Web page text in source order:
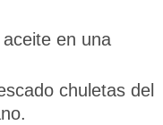
en una
chuletas del